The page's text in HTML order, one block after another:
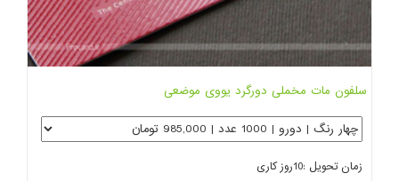
سلفون مات مخملی دورگرد یووی موضعی
زمان تحویل :10روز کاری